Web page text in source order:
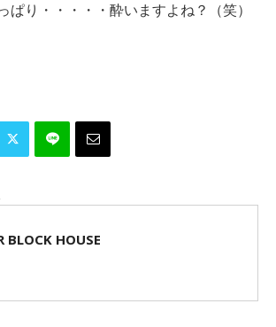
ぱり・・・・・酔いますよね？（笑）
BLOCK HOUSE